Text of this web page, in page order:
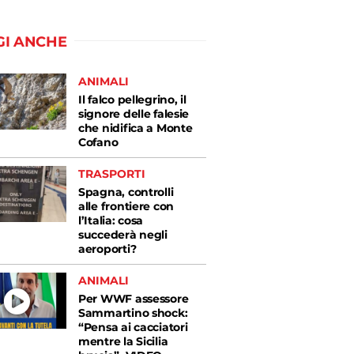
ANCHE
ANIMALI
Il falco pellegrino, il
signore delle falesie
che nidifica a Monte
Cofano
TRASPORTI
Spagna, controlli
alle frontiere con
l’Italia: cosa
succederà negli
aeroporti?
ANIMALI
Per WWF assessore
Sammartino shock:
“Pensa ai cacciatori
mentre la Sicilia